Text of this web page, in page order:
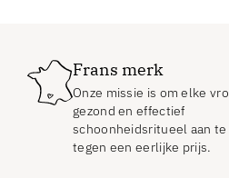
Frans merk
Onze missie is om elke
gezond en effectief
schoonheidsritueel aan te
tegen een eerlijke prijs.